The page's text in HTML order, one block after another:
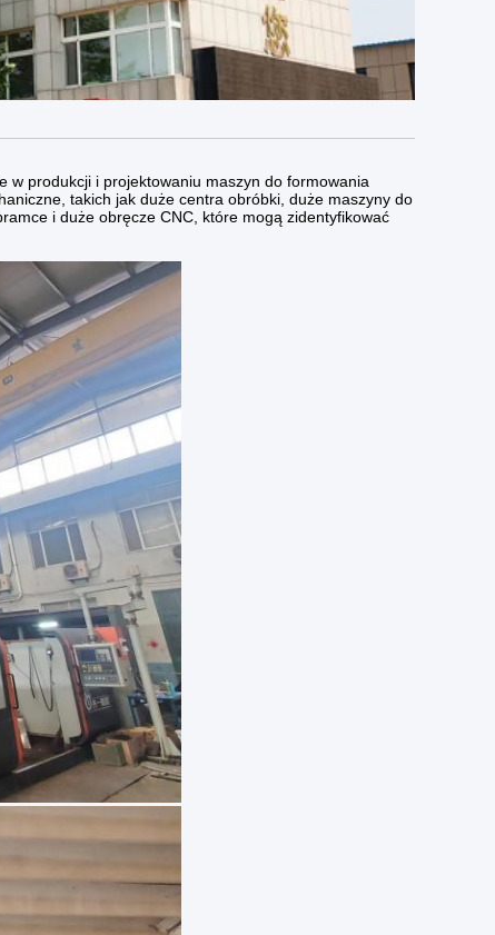
w produkcji i projektowaniu maszyn do formowania
takich jak duże centra obróbki, duże maszyny do
i duże obręcze CNC, które mogą zidentyfikować